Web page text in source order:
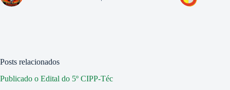
Posts relacionados
Publicado o Edital do 5º CIPP-Téc